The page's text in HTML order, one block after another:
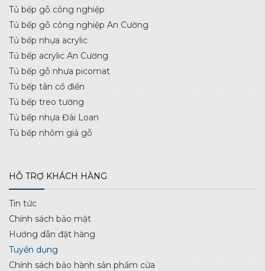
Tủ bếp gỗ công nghiệp
Tủ bếp gỗ công nghiệp An Cường
Tủ bếp nhựa acrylic
Tủ bếp acrylic An Cường
Tủ bếp gỗ nhựa picomat
Tủ bếp tân cổ điển
Tủ bếp treo tường
Tủ bếp nhựa Đài Loan
Tủ bếp nhôm giả gỗ
HỖ TRỢ KHÁCH HÀNG
Tin tức
Chính sách bảo mật
Hướng dẫn đặt hàng
Tuyển dụng
Chính sách bảo hành sản phẩm cửa